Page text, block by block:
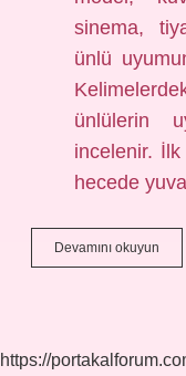
sinema,
ünlü
ünlülerin
incelenir.
hecede
Devamını okuyun
Ünlü
https://